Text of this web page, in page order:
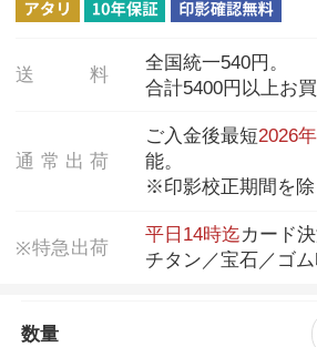
送 料
全国統一540円。
合計5400円以上お
通 常 出 荷
ご入金後最短2026
能。
※印影校正期間を除
※特急出荷
平日14時迄カード
チタン／宝石／ゴム
数量